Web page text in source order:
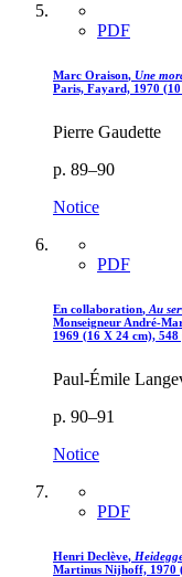
PDF
Marc Oraison, Une
Paris, Fayard, 1970
Pierre Gaudette
p. 89–90
Notice
PDF
En collaboration, Au
Monseigneur André-
1969 (16 X 24 cm), 548
Paul-Émile
p. 90–91
Notice
PDF
Henri Declève,
Martinus Nijhoff, 1970